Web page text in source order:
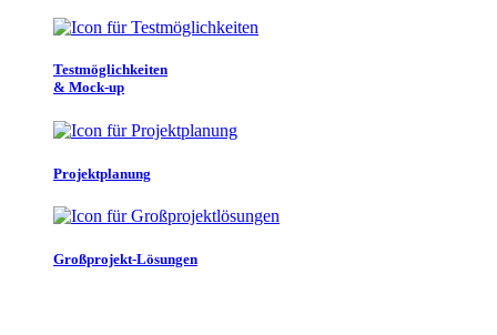
Testmöglichkeiten
& Mock-up
Projektplanung
Großprojekt-Lösungen